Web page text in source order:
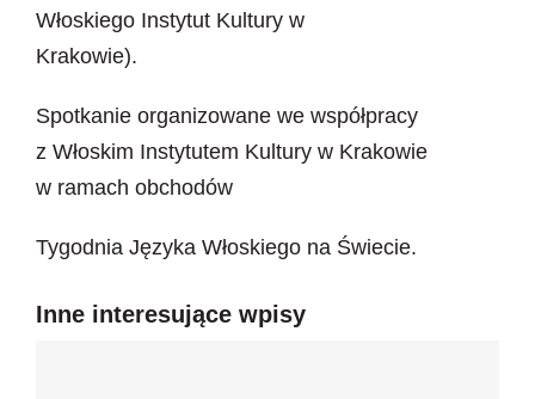
Włoskiego Instytut Kultury w
Krakowie).
Spotkanie organizowane we współpracy
z Włoskim Instytutem Kultury w Krakowie
w ramach obchodów
Tygodnia Języka Włoskiego na Świecie.
Inne interesujące wpisy